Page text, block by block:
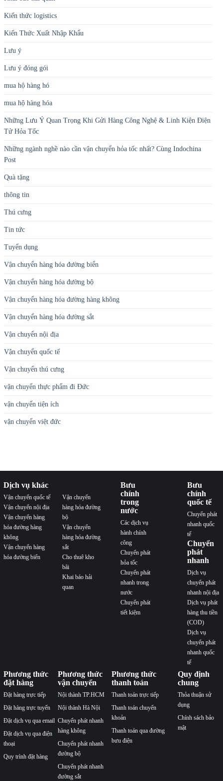
Kiến thức logistics
Kiến Thức Xuất Nhập Khẩu
Lưu ý
Lưu ý đóng gói
mua hộ hàng hó
mua hộ hàng hóa
Những Lưu Ý Quan Trọng Khi Gửi Hàng Công Nghệ & Linh Kiện Điện
Tử Hỏa Tốc
Những ngành nghề nào cần vận chuyển hỏa tốc nhất? Cùng Indochina
Post
Quà tặng
thông tin
Thú cưng
Tin tức
Tuyển dụng
Vận chuyển hàng hóa đường biển
Vận chuyển hàng hóa đường bộ
Vận chuyển hàng hóa đường hàng không
Vận chuyển hàng hóa đường sắt
Vận chuyển nội địa
Vận chuyển quốc tế
Vận chuyển thú cưng
vận chuyển thực phẩm đi Đức
vận chuyển tiện ích
vận chuyển việt đức
Dịch vụ khác
Vận chuyển quốc tế
Vận chuyển nội địa
Vận chuyển hàng
hóa đường hàng
không
Vận chuyển hàng
hóa đường biển
Vận chuyển
hàng hóa đường
bộ
Vận chuyển
hàng hóa đường
sắt
Cho thuê kho
bãi
Khai báo hải
quan
Bưu
chính
trong
nước
Các dịch vụ
hành chính
công
Chuyển phát
hỏa tốc
Chuyển phát
nhanh trong
nước
Chuyển phát
tiết kiệm
Bưu
chính
quốc tế
Chuyển phát
nhanh quốc
tế
Chuyển
phát
nhanh
Dịch vụ
chuyển phát
nhanh nội địa
Dịch vụ phát
hàng thu tiền
(COD)
Dịch vụ
chuyển phát
nhanh quốc
tế
Phương thức
đặt hàng
Đặt hàng trực tiếp
Đặt hàng trực tuyến
Đặt dịch vụ qua email
Đặt dịch vụ qua điện
thoại
Quy trình đặt hàng
Phương thức
vận chuyển
Nội thành TP.HCM
Nội thành Hà Nội
Chuyển phát nhanh
hàng không
Chuyển phát nhanh
đường bộ
Chuyển phát nhanh
đường sắt
Phương thức
thanh toán
Thanh toán trực tiếp
Thanh toán chuyển
khoản
Thanh toán qua đường
bưu điện
Quy định
chung
Thỏa thuận sử
dụng
Chính sách bảo
mật